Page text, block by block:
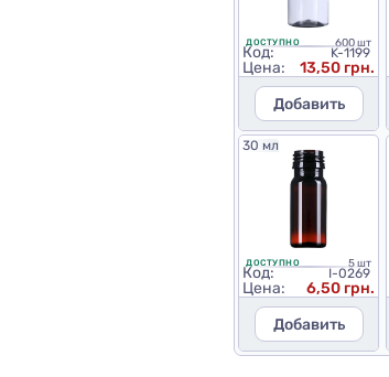
ДОСТУПНО 600 шт
Код: K-1199
Цена:
13,50 грн.
Добавить
30 мл
ДОСТУПНО 5 шт
Код: I-0269
Цена:
6,50 грн.
Добавить